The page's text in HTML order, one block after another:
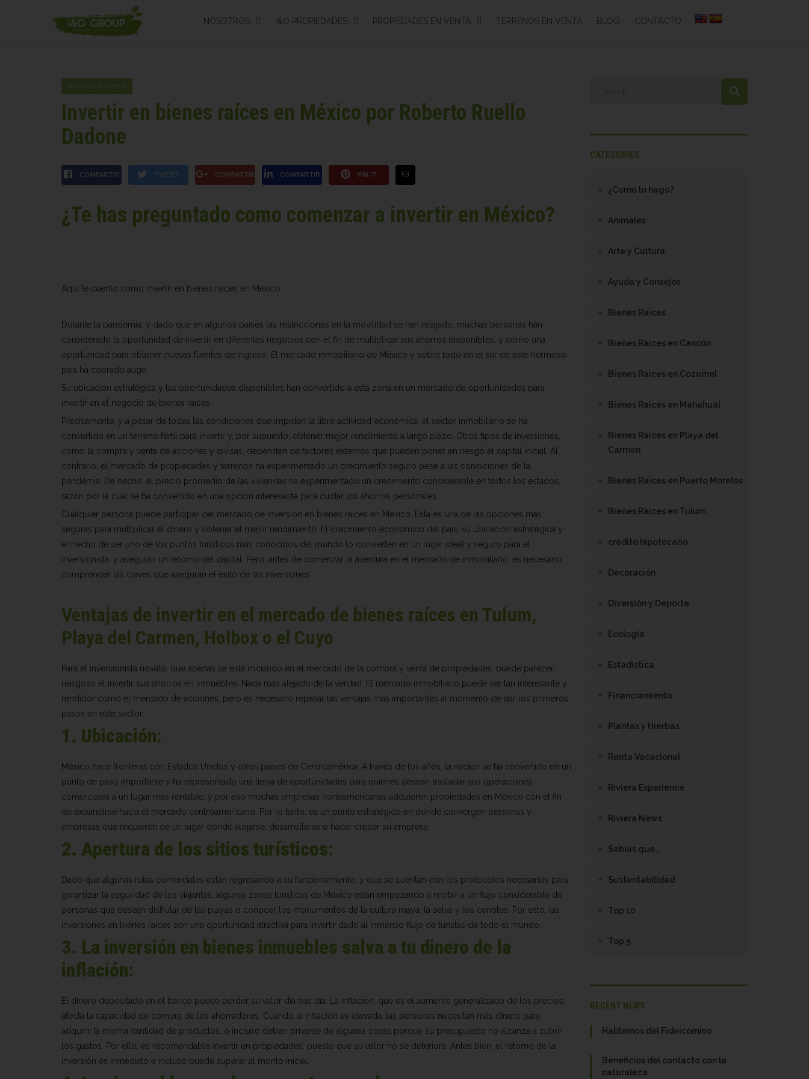
NOSOTROS I&O PROPIEDADES PROPIEDADES EN VENTA TERRENOS EN VENTA BLOG CONTACTO
BIENES RAÍCES
Invertir en bienes raíces en México por Roberto Ruello
Dadone
COMPARTIR TWEET COMPARTIR COMPARTIR PIN IT
¿Te has preguntado como comenzar a invertir en México?
Aquí te cuento como invertir en bienes raices en México
Durante la pandemia, y dado que en algunos países las restricciones en la movilidad se han relajado, muchas personas han
considerado la oportunidad de invertir en diferentes negocios con el fin de multiplicar sus ahorros disponibles, y como una
oportunidad para obtener nuevas fuentes de ingreso. El mercado inmobiliario de México y sobre todo en el sur de este hermoso
país ha cobrado auge.
Su ubicación estratégica y las oportunidades disponibles han convertido a esta zona en un mercado de oportunidades para
invertir en el negocio de bienes raíces.
Precisamente, y a pesar de todas las condiciones que impiden la libre actividad económica, el sector inmobiliario se ha
convertido en un terreno fértil para invertir y, por supuesto, obtener mejor rendimiento a largo plazo. Otros tipos de inversiones,
como la compra y venta de acciones y divisas, dependen de factores externos que pueden poner en riesgo el capital inicial. Al
contrario, el mercado de propiedades y terrenos ha experimentado un crecimiento seguro pese a las condiciones de la
pandemia. De hecho, el precio promedio de las viviendas ha experimentado un crecimiento considerable en todos los estados,
razón por la cual se ha convertido en una opción interesante para cuidar los ahorros personales.
Cualquier persona puede participar del mercado de inversión en bienes raíces en México. Esta es una de las opciones más
seguras para multiplicar el dinero y obtener el mejor rendimiento. El crecimiento económico del país, su ubicación estratégica y
el hecho de ser uno de los puntos turísticos más conocidos del mundo lo convierten en un lugar ideal y seguro para el
inversionista, y aseguran un retorno del capital. Pero, antes de comenzar la aventura en el mercado de inmobiliario, es necesario
comprender las claves que aseguran el éxito de las inversiones.
Ventajas de invertir en el mercado de bienes raíces en Tulum,
Playa del Carmen, Holbox o el Cuyo
Para el inversionista novato, que apenas se está iniciando en el mercado de la compra y venta de propiedades, puede parecer
riesgoso el invertir sus ahorros en inmuebles. Nada más alejado de la verdad. El mercado inmobiliario puede ser tan interesante y
rendidor como el mercado de acciones, pero es necesario repasar las ventajas más importantes al momento de dar los primeros
pasos en este sector:
1. Ubicación:
México hace fronteras con Estados Unidos y otros países de Centroamérica. A través de los años, la nación se ha convertido en un
punto de paso importante y ha representado una tierra de oportunidades para quienes desean trasladar sus operaciones
comerciales a un lugar más rentable, y por eso muchas empresas norteamericanas adquieren propiedades en México con el fin
de expandirse hacia el mercado centroamericano. Por lo tanto, es un punto estratégico en donde convergen personas y
empresas que requieren de un lugar donde alojarse, desarrollarse o hacer crecer su empresa.
2. Apertura de los sitios turísticos:
Dado que algunas rutas comerciales están regresando a su funcionamiento, y que se cuentan con los protocolos necesarios para
garantizar la seguridad de los viajantes, algunas zonas turísticas de México están empezando a recibir a un flujo considerable de
personas que desean disfrutar de las playas o conocer los monumentos de la cultura maya, la selva y los cenotes. Por esto, las
inversiones en bienes raíces son una oportunidad atractiva para invertir dado al inmenso flujo de turistas de todo el mundo.
3. La inversión en bienes inmuebles salva a tu dinero de la
inflación:
El dinero depositado en el banco puede perder su valor día tras día. La inflación, que es el aumento generalizado de los precios,
afecta la capacidad de compra de los ahorradores. Cuando la inflación es elevada, las personas necesitan más dinero para
adquirir la misma cantidad de productos, o incluso deben privarse de algunas cosas porque su presupuesto no alcanza a cubrir
los gastos. Por ello, es recomendable invertir en propiedades, puesto que su valor no se deteriora. Antes bien, el retorno de la
inversión es inmediato e incluso puede superar al monto inicial.
CATEGORIES
¿Como lo hago?
Animales
Arte y Cultura
Ayuda y Consejos
Bienes Raíces
Bienes Raíces en Cancún
Bienes Raíces en Cozumel
Bienes Raíces en Mahahual
Bienes Raíces en Playa del
Carmen
Bienes Raíces en Puerto Morelos
Bienes Raíces en Tulum
crédito hipotecario
Decoración
Diversión y Deporte
Ecología
Estadística
Financiamiento
Plantas y Hierbas
Renta Vacacional
Riviera Experience
Riviera News
Sabías que…
Sustentabilidad
Top 10
Top 5
RECENT NEWS
Hablemos del Fideicomiso
Beneficios del contacto con la
naturaleza